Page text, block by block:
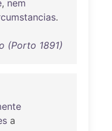
, nem
.
(Porto 1891)
a